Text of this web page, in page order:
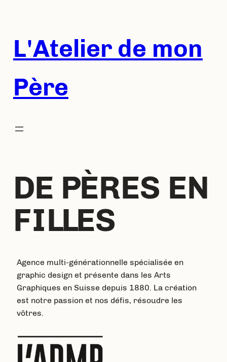
L'Atelier de mon
Père
DE PÈRES EN
FILLES
Agence multi-générationnelle spécialisée en
graphic design et présente dans les Arts
Graphiques en Suisse depuis 1880. La création
est notre passion et nos défis, résoudre les
vôtres.